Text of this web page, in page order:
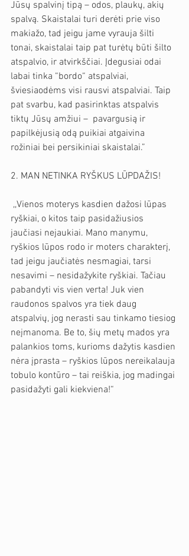
Jūsų spalvinį tipą – odos, plaukų, akių
spalvą. Skaistalai turi derėti prie viso
makiažo, tad jeigu jame vyrauja šilti
tonai, skaistalai taip pat turėtų būti šilto
atspalvio, ir atvirkščiai. Įdegusiai odai
labai tinka “bordo“ atspalviai,
šviesiaodėms visi rausvi atspalviai. Taip
pat svarbu, kad pasirinktas atspalvis
tiktų Jūsų amžiui –  pavargusią ir
papilkėjusią odą puikiai atgaivina
rožiniai bei persikiniai skaistalai.”
2. MAN NETINKA RYŠKUS LŪPDAŽIS!
ryškiai, o kitos taip pasidažiusios
jaučiasi nejaukiai. Mano manymu,
ryškios lūpos rodo ir moters charakterį,
tad jeigu jaučiatės nesmagiai, tarsi
nesavimi – nesidažykite ryškiai. Tačiau
pabandyti vis vien verta! Juk vien
raudonos spalvos yra tiek daug
atspalvių, jog nerasti sau tinkamo tiesiog
neįmanoma. Be to, šių metų mados yra
palankios toms, kurioms dažytis kasdien
nėra įprasta – ryškios lūpos nereikalauja
tobulo kontūro – tai reiškia, jog madingai
pasidažyti gali kiekviena!“